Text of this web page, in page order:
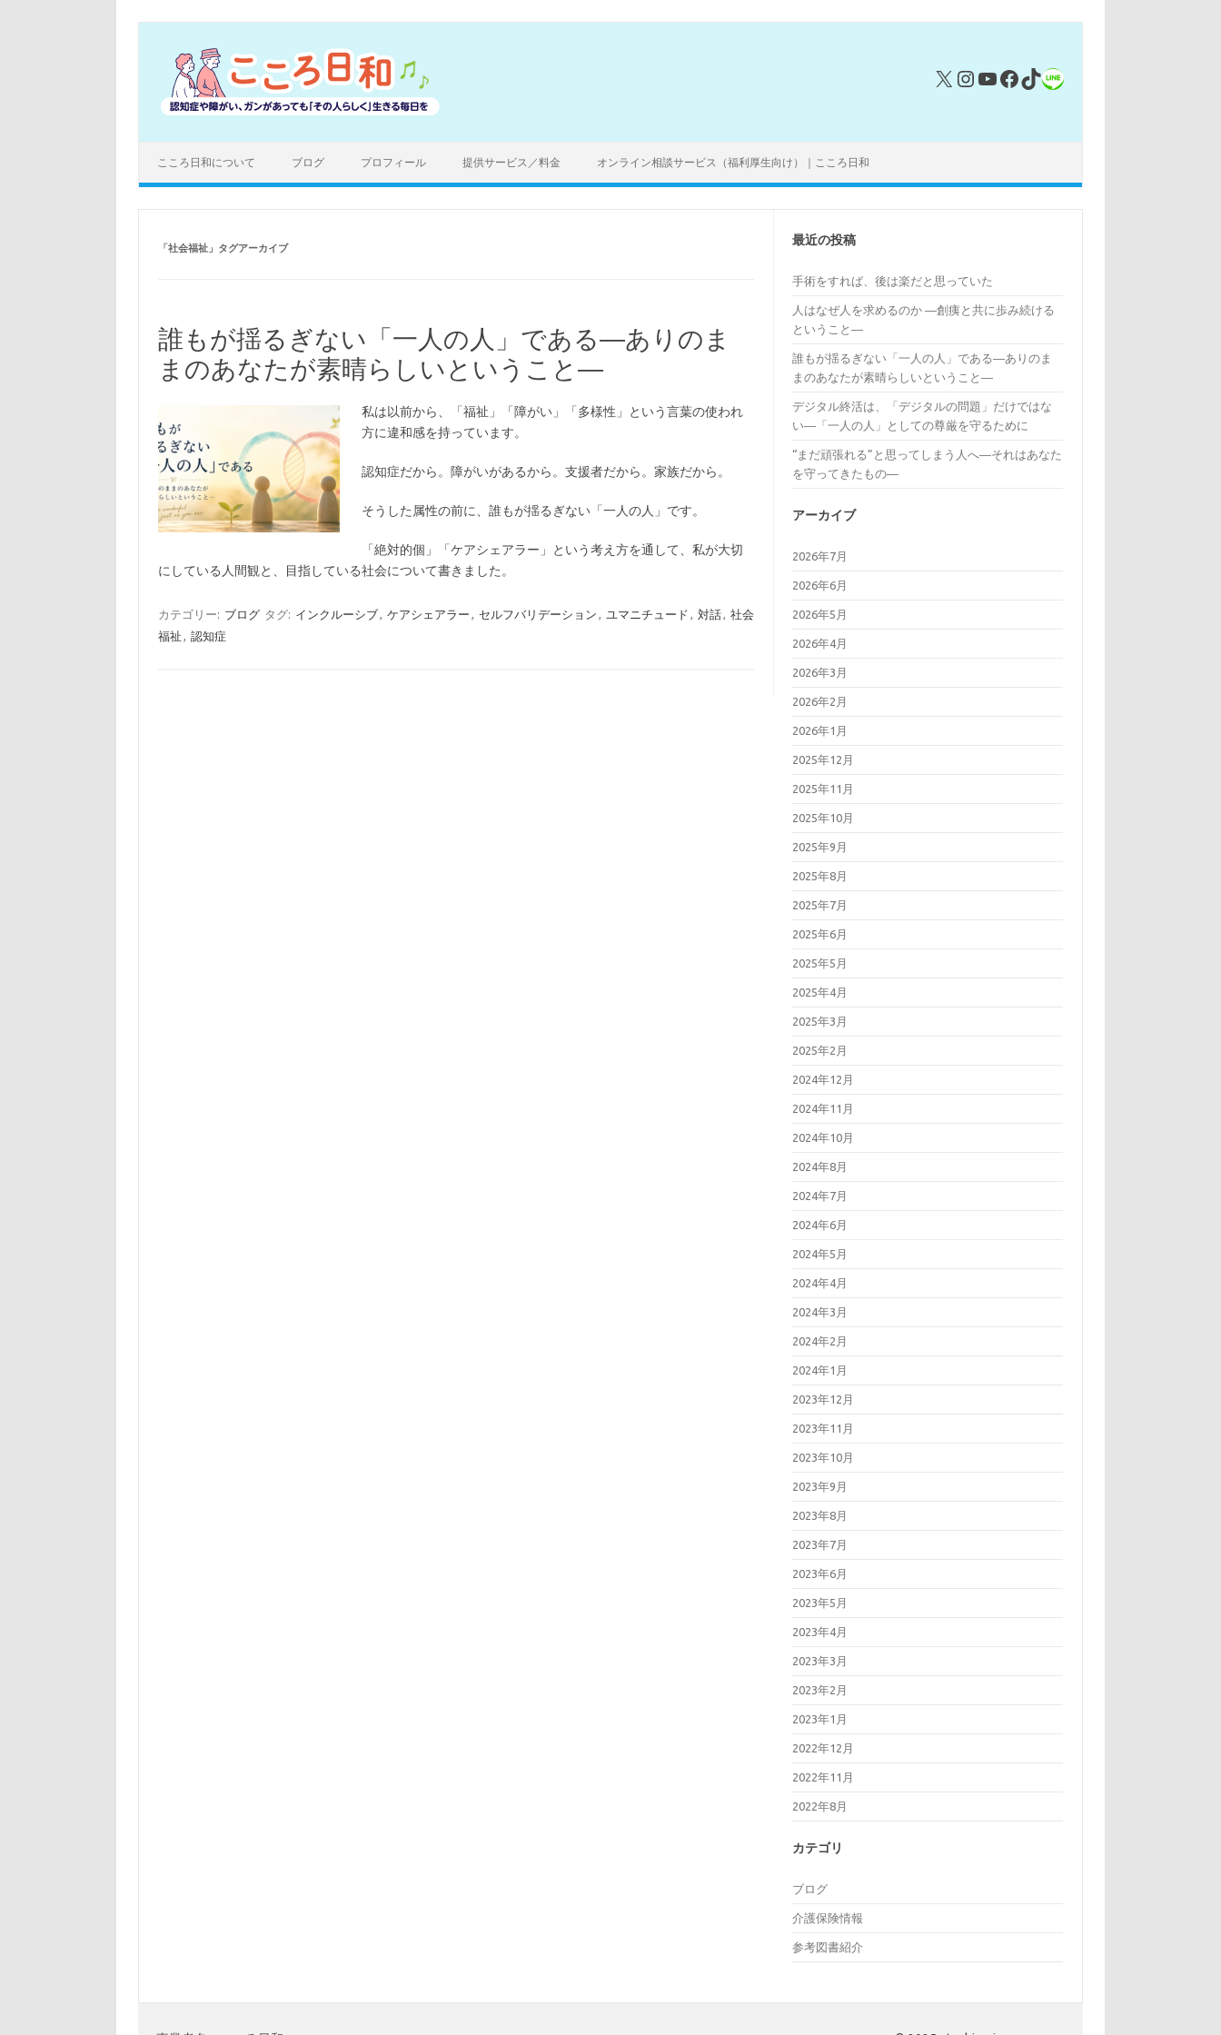
プ
X Instagram
YouTube
Facebook
TikTok
リンク
こころ日和について ブログ プロフィール 提供サービス／料金 オンライン相談サービス（福利厚生向け）｜こころ日和
「社会福祉」タグアーカイブ
誰もが揺るぎない「一人の人」である―ありのま
まのあなたが素晴らしいということ―
私は以前から、「福祉」「障がい」「多様性」という言葉の使われ
方に違和感を持っています。
認知症だから。障がいがあるから。支援者だから。家族だから。
そうした属性の前に、誰もが揺るぎない「一人の人」です。
「絶対的個」「ケアシェアラー」という考え方を通して、私が大切
にしている人間観と、目指している社会について書きました。
カテゴリー: ブログ タグ: インクルーシブ, ケアシェアラー , セルフバリデーション , ユマニチュード , 対話, 社会
福祉 , 認知症
最近の投稿
手術をすれば、後は楽だと思っていた
人はなぜ人を求めるのか ―創痍と共に歩み続ける
ということ―
誰もが揺るぎない「一人の人」である―ありのま
まのあなたが素晴らしいということ―
デジタル終活は、「デジタルの問題」だけではな
い―「一人の人」としての尊厳を守るために
“まだ頑張れる”と思ってしまう人へ―それはあなた
を守ってきたもの―
アーカイブ
2026年7月
2026年6月
2026年5月
2026年4月
2026年3月
2026年2月
2026年1月
2025年12月
2025年11月
2025年10月
2025年9月
2025年8月
2025年7月
2025年6月
2025年5月
2025年4月
2025年3月
2025年2月
2024年12月
2024年11月
2024年10月
2024年8月
2024年7月
2024年6月
2024年5月
2024年4月
2024年3月
2024年2月
2024年1月
2023年12月
2023年11月
2023年10月
2023年9月
2023年8月
2023年7月
2023年6月
2023年5月
2023年4月
2023年3月
2023年2月
2023年1月
2022年12月
2022年11月
2022年8月
カテゴリ
ブログ
介護保険情報
参考図書紹介